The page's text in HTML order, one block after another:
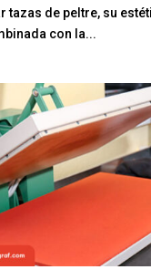
tazas de peltre, su
con la...